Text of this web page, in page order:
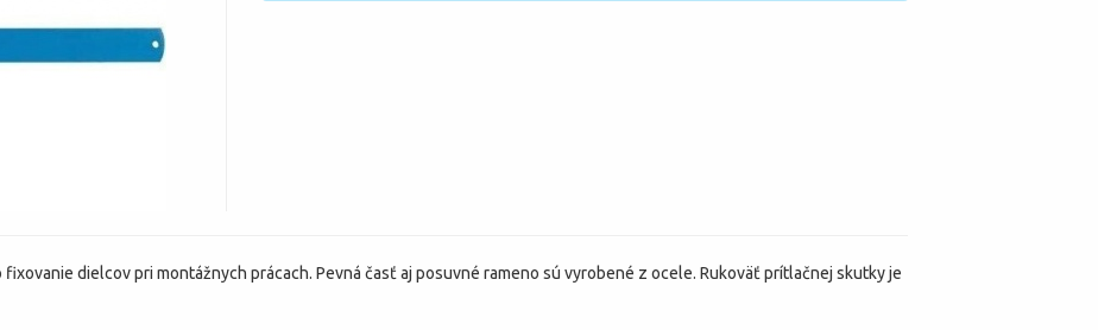
dielcov pri montážnych prácach. Pevná časť aj posuvné rameno sú vyrobené z ocele. Rukoväť prítlačnej skutky je